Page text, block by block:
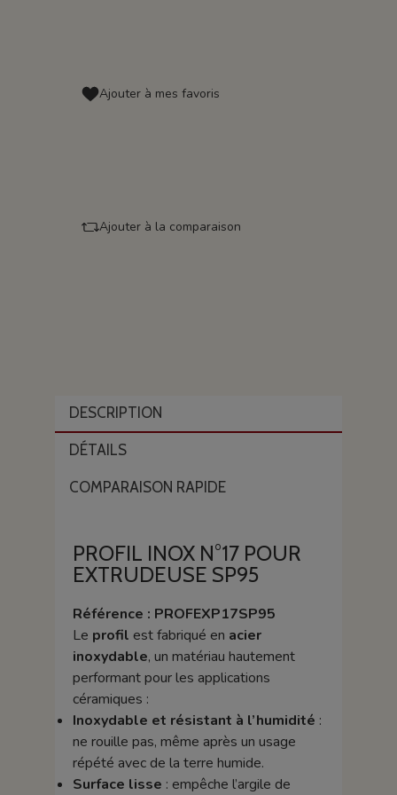
Ajouter à mes favoris
Ajouter à la comparaison
DESCRIPTION
DÉTAILS
COMPARAISON RAPIDE
PROFIL INOX N°17 POUR
EXTRUDEUSE SP95
Référence : PROFEXP17SP95
Le profil est fabriqué en acier
inoxydable, un matériau hautement
performant pour les applications
céramiques :
Inoxydable et résistant à l’humidité :
ne rouille pas, même après un usage
répété avec de la terre humide.
Surface lisse : empêche l’argile de